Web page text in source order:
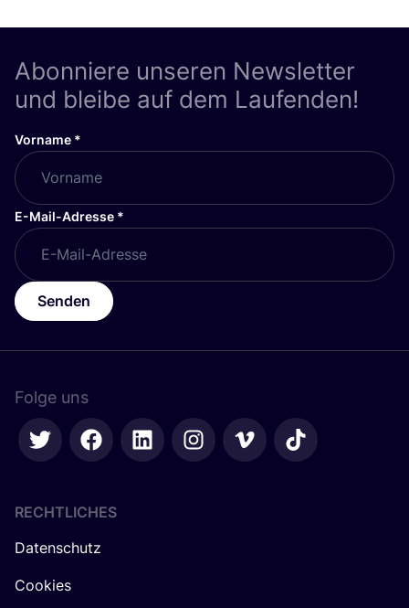
Abonniere unseren Newsletter
und bleibe auf dem Laufenden!
Vorname *
E-Mail-Adresse *
Senden
Folge uns
RECHTLICHES
Datenschutz
Cookies